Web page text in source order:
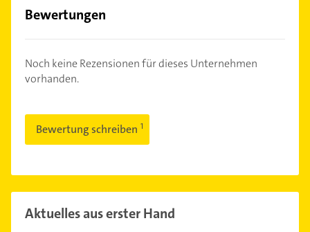
Bewertungen
Noch keine Rezensionen für dieses Unternehmen
vorhanden.
Bewertung schreiben
Aktuelles aus erster Hand